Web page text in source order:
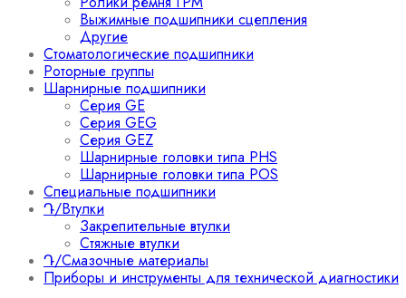
Выжимные подшипники сцепления
Другие
Стоматологические подшипники
Роторные группы
Шарнирные подшипники
Серия GE
Серия GEG
Серия GEZ
Шарнирные головки типа PHS
Шарнирные головки типа POS
Специальные подшипники
Դ/Втулки
Закрепительные втулки
Стяжные втулки
Դ/Смазочные материалы
Приборы и инструменты для технической диагностики